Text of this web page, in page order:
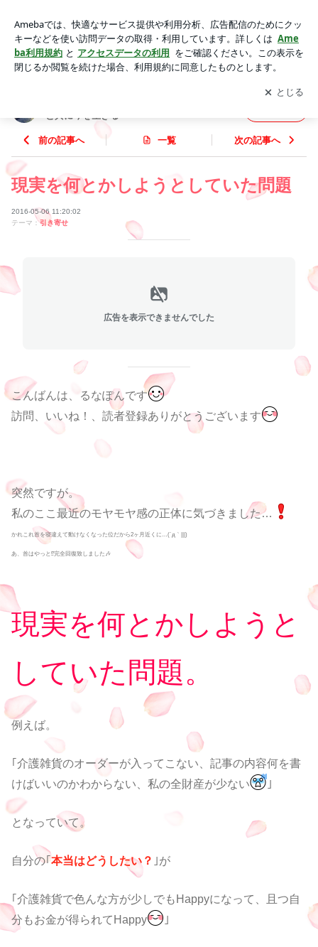
～18トリソミーの子と共に今を生きる～
アプリをダウンロードして ブログの更新通知
を受け取りまし
ょう。
開く
と共に今を生きる～
前の記事へ 一覧 次の記事へ
現実を何とかしようとしていた問題
2016-05-06 11:20:02
テーマ：引き寄せ
広告を表示できませんでした
こんばんは、るなぽんです
訪問、いいね！、読者登録ありがとうございます
突然ですが。
私のここ最近のモヤモヤ感の正体に気づきました…
かれこれ首を寝違えて動けなくなった位だから2ヶ月近くに…(´д｀|||)
あ、首はやっと⁉完全回復致しました🎶
現実を何とかしようと
していた問題。
例えば。
｢介護雑貨のオーダーが入ってこない、記事の内容何を書
けばいいのかわからない、私の全財産が少ない
｣
となっていて。
自分の｢本当はどうしたい？ ｣が
｢介護雑貨で色んな方が少しでもHappyになって、且つ自
分もお金が得られてHappy
｣